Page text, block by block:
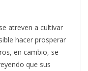
atreven a cultivar
hacer prosperar
en cambio, se
que sus